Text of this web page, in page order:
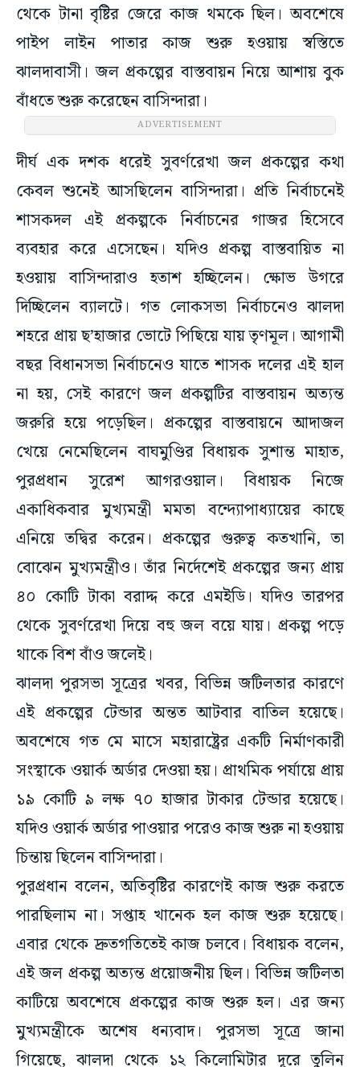
থেকে টানা বৃষ্টির জেরে কাজ থমকে ছিল। অবশেষে
পাইপ লাইন পাতার কাজ শুরু হওয়ায় স্বস্তিতে
ঝালদাবাসী। জল প্রকল্পের বাস্তবায়ন নিয়ে আশায় বুক
বাঁধতে শুরু করেছেন বাসিন্দারা।
ADVERTISEMENT
দীর্ঘ এক দশক ধরেই সুবর্ণরেখা জল প্রকল্পের কথা
কেবল শুনেই আসছিলেন বাসিন্দারা। প্রতি নির্বাচনেই
শাসকদল এই প্রকল্পকে নির্বাচনের গাজর হিসেবে
ব্যবহার করে এসেছেন। যদিও প্রকল্প বাস্তবায়িত না
হওয়ায় বাসিন্দারাও হতাশ হচ্ছিলেন। ক্ষোভ উগরে
দিচ্ছিলেন ব্যালটে। গত লোকসভা নির্বাচনেও ঝালদা
শহরে প্রায় ছ’হাজার ভোটে পিছিয়ে যায় তৃণমূল। আগামী
বছর বিধানসভা নির্বাচনেও যাতে শাসক দলের এই হাল
না হয়, সেই কারণে জল প্রকল্পটির বাস্তবায়ন অত্যন্ত
জরুরি হয়ে পড়েছিল। প্রকল্পের বাস্তবায়নে আদাজল
খেয়ে নেমেছিলেন বাঘমুণ্ডির বিধায়ক সুশান্ত মাহাত,
পুরপ্রধান সুরেশ আগরওয়াল। বিধায়ক নিজে
একাধিকবার মুখ্যমন্ত্রী মমতা বন্দ্যোপাধ্যায়ের কাছে
এনিয়ে তদ্বির করেন। প্রকল্পের গুরুত্ব কতখানি, তা
বোঝেন মুখ্যমন্ত্রীও। তাঁর নির্দেশেই প্রকল্পের জন্য প্রায়
৪০ কোটি টাকা বরাদ্দ করে এমইডি। যদিও তারপর
থেকে সুবর্ণরেখা দিয়ে বহু জল বয়ে যায়। প্রকল্প পড়ে
থাকে বিশ বাঁও জলেই।
ঝালদা পুরসভা সূত্রের খবর, বিভিন্ন জটিলতার কারণে
এই প্রকল্পের টেন্ডার অন্তত আটবার বাতিল হয়েছে।
অবশেষে গত মে মাসে মহারাষ্ট্রের একটি নির্মাণকারী
সংস্থাকে ওয়ার্ক অর্ডার দেওয়া হয়। প্রাথমিক পর্যায়ে প্রায়
১৯ কোটি ৯ লক্ষ ৭০ হাজার টাকার টেন্ডার হয়েছে।
যদিও ওয়ার্ক অর্ডার পাওয়ার পরেও কাজ শুরু না হওয়ায়
চিন্তায় ছিলেন বাসিন্দারা।
পুরপ্রধান বলেন, অতিবৃষ্টির কারণেই কাজ শুরু করতে
পারছিলাম না। সপ্তাহ খানেক হল কাজ শুরু হয়েছে।
এবার থেকে দ্রুতগতিতেই কাজ চলবে। বিধায়ক বলেন,
এই জল প্রকল্প অত্যন্ত প্রয়োজনীয় ছিল। বিভিন্ন জটিলতা
কাটিয়ে অবশেষে প্রকল্পের কাজ শুরু হল। এর জন্য
মুখ্যমন্ত্রীকে অশেষ ধন্যবাদ। পুরসভা সূত্রে জানা
গিয়েছে, ঝালদা থেকে ১২ কিলোমিটার দূরে তুলিন